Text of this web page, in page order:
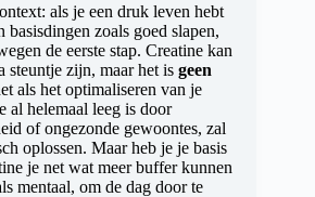
als je een druk leven hebt
zoals goed slapen,
de eerste stap. Creatine kan
steuntje zijn, maar het is geen
als het optimaliseren van je
al helemaal leeg is door
of ongezonde gewoontes, zal
oplossen. Maar heb je je basis
je net wat meer buffer kunnen
mentaal, om de dag door te